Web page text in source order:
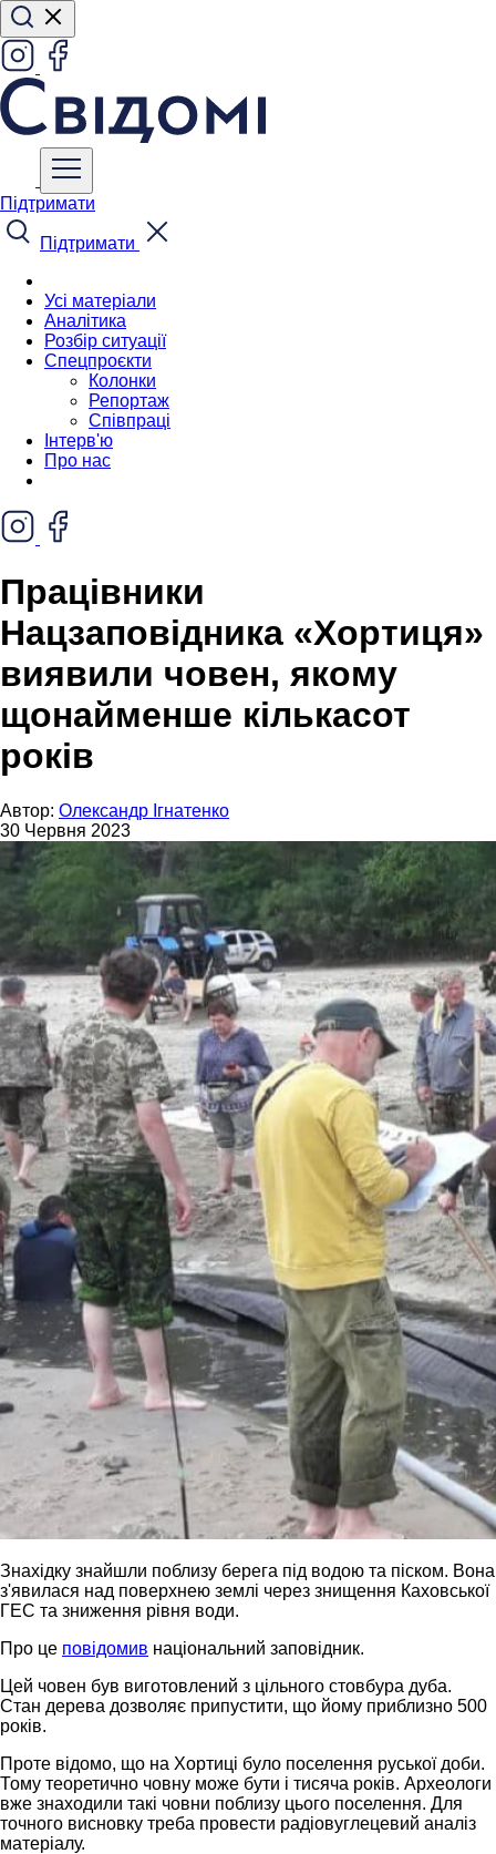
Підтримати
Підтримати
Усі матеріали
Аналітика
Розбір ситуації
Спецпроєкти
Колонки
Репортаж
Співпраці
Інтерв'ю
Про нас
Працівники
Нацзаповідника «Хортиця»
виявили човен, якому
щонайменше кількасот
років
Автор: Олександр Ігнатенко
30 Червня 2023
Знахідку знайшли поблизу берега під водою та піском. Вона
з'явилася над поверхнею землі через знищення Каховської
ГЕС та зниження рівня води.
Про це повідомив національний заповідник.
Цей човен був виготовлений з цільного стовбура дуба.
Стан дерева дозволяє припустити, що йому приблизно 500
років.
Проте відомо, що на Хортиці було поселення руської доби.
Тому теоретично човну може бути і тисяча років. Археологи
вже знаходили такі човни поблизу цього поселення. Для
точного висновку треба провести радіовуглецевий аналіз
матеріалу.